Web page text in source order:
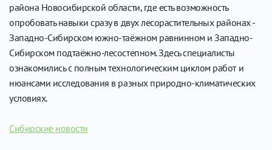
района Новосибирской области, где есть возможность
опробовать навыки сразу в двух лесорастительных районах -
Западно-Сибирском южно-таёжном равнинном и Западно-
Сибирском подтаёжно-лесостепном. Здесь специалисты
ознакомились с полным технологическим циклом работ и
нюансами исследования в разных природно-климатических
условиях.
Сибирские новости